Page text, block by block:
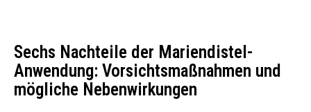
Sechs Nachteile der Mariendistel-
Anwendung: Vorsichtsmaßnahmen und
mögliche Nebenwirkungen